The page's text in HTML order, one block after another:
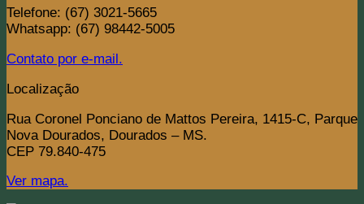
Telefone: (67) 3021-5665
Whatsapp: (67) 98442-5005
Contato por e-mail.
Localização
Rua Coronel Ponciano de Mattos Pereira, 1415-C, Parque
Nova Dourados, Dourados – MS.
CEP 79.840-475
Ver mapa.